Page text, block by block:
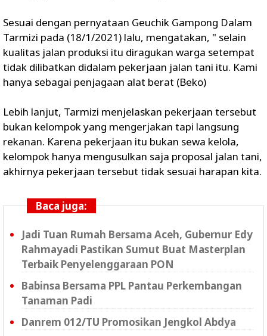
Sesuai dengan pernyataan Geuchik Gampong Dalam
Tarmizi pada (18/1/2021) lalu, mengatakan, " selain
kualitas jalan produksi itu diragukan warga setempat
tidak dilibatkan didalam pekerjaan jalan tani itu. Kami
hanya sebagai penjagaan alat berat (Beko)
Lebih lanjut, Tarmizi menjelaskan pekerjaan tersebut
bukan kelompok yang mengerjakan tapi langsung
rekanan. Karena pekerjaan itu bukan sewa kelola,
kelompok hanya mengusulkan saja proposal jalan tani,
akhirnya pekerjaan tersebut tidak sesuai harapan kita.
Baca juga:
Jadi Tuan Rumah Bersama Aceh, Gubernur Edy
Rahmayadi Pastikan Sumut Buat Masterplan
Terbaik Penyelenggaraan PON
Babinsa Bersama PPL Pantau Perkembangan
Tanaman Padi
Danrem 012/TU Promosikan Jengkol Abdya